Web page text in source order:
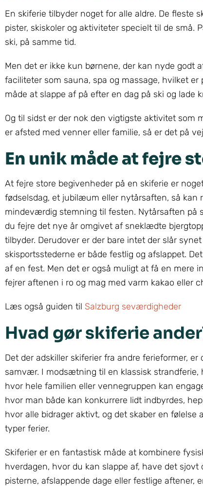
En skiferie tilbyder noget for alle aldre. De fleste
pister, skiskoler og aktiviteter specielt til de små.
ski, på samme tid.
Men det er ikke kun børnene, der kan nyde godt
faciliteter som sauna, spa og massage, hvilket
måde at slappe af på efter en dag på ski og lade
Og til sidst er der nok den vigtigste aktivitet som
er afsted med venner eller familie, så er det på
En unik måde at fejre
At fejre store begivenheder på en skiferie er
fødselsdag, et jubilæum eller nytårsaften, så kan
mindeværdig stemning til festen. Nytårsaften på
du fejre det nye år omgivet af sneklædte
tilbyder. Derudover er der bare intet der slår
skisportsstederne er både festlig og afslappet.
af en fest. Men det er også muligt at få en mere
fejrer aftenen i ro og mag med varm kakao eller
Læs også guiden til Salzburg seværdigheder
Hvad gør skiferie
Det der adskiller skiferier fra andre ferieformer,
samvær. I modsætning til en klassisk strandferie,
hvor hele familien eller vennegruppen kan
hvor man både kan konkurrere lidt indbyrdes,
hvor alle bidrager aktivt, og det skaber en
typer ferier.
Skiferier er en fantastisk måde at kombinere
hverdagen, hvor du kan slappe af, have det
pisterne, afslappende dage eller festlige aftener,